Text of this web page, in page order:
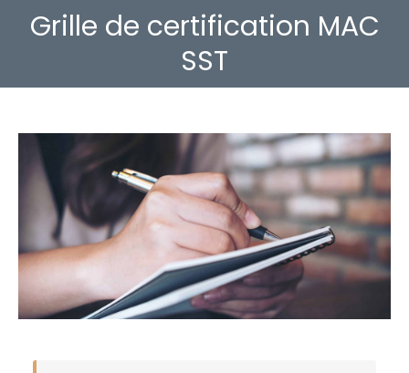
Grille de certification MAC
SST